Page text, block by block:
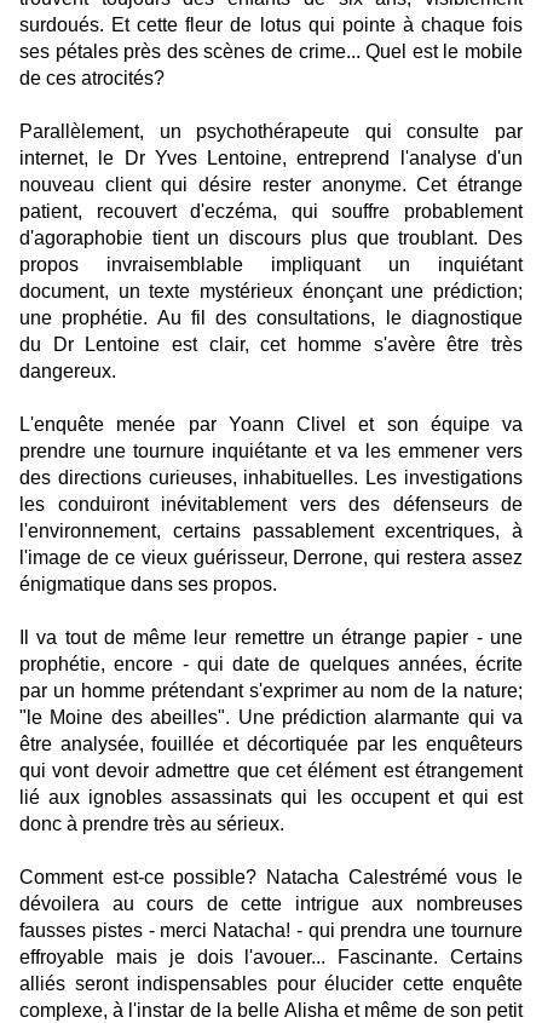
surdoués. Et cette fleur de lotus qui pointe à chaque fois
ses pétales près des scènes de crime... Quel est le mobile
de ces atrocités?
Parallèlement, un psychothérapeute qui consulte par
internet, le Dr Yves Lentoine, entreprend l'analyse d'un
nouveau client qui désire rester anonyme. Cet étrange
patient, recouvert d'eczéma, qui souffre probablement
d'agoraphobie tient un discours plus que troublant. Des
propos invraisemblable impliquant un inquiétant
document, un texte mystérieux énonçant une prédiction;
une prophétie. Au fil des consultations, le diagnostique
du Dr Lentoine est clair, cet homme s'avère être très
dangereux.
L'enquête menée par Yoann Clivel et son équipe va
prendre une tournure inquiétante et va les emmener vers
des directions curieuses, inhabituelles. Les investigations
les conduiront inévitablement vers des défenseurs de
l'environnement, certains passablement excentriques, à
l'image de ce vieux guérisseur, Derrone, qui restera assez
énigmatique dans ses propos.
Il va tout de même leur remettre un étrange papier - une
prophétie, encore - qui date de quelques années, écrite
par un homme prétendant s'exprimer au nom de la nature;
"le Moine des abeilles". Une prédiction alarmante qui va
être analysée, fouillée et décortiquée par les enquêteurs
qui vont devoir admettre que cet élément est étrangement
lié aux ignobles assassinats qui les occupent et qui est
donc à prendre très au sérieux.
Comment est-ce possible? Natacha Calestrémé vous le
dévoilera au cours de cette intrigue aux nombreuses
fausses pistes - merci Natacha! - qui prendra une tournure
effroyable mais je dois l'avouer... Fascinante. Certains
alliés seront indispensables pour élucider cette enquête
complexe, à l'instar de la belle Alisha et même de son petit